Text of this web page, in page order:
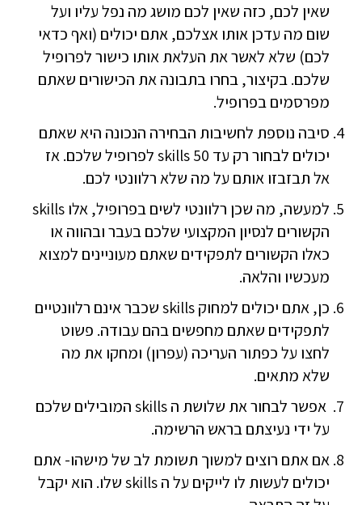
שאין לכם, כזה שאין לכם מושג מה נפל עליו ועל
שום מה עדכן אותו אצלכם, אתם יכולים (ואף כדאי
לכם) שלא לאשר את העלאת אותו כישור לפרופיל
שלכם. בקיצור, בחרו בתבונה את הכישורים שאתם
מפרסמים בפרופיל.
סיבה נוספת לחשיבות הבחירה הנכונה היא שאתם
יכולים לבחור רק עד 50 skills לפרופיל שלכם. אז
אל תבזבזו אותם על מה שלא רלוונטי לכם.
למעשה, מה שכן רלוונטי לשים בפרופיל, אלו skills
הקשורים לנסיון המקצועי שלכם בעבר ובהווה או
כאלו הקשורים לתפקידים שאתם מעוניינים למצוא
מעכשיו והלאה.
כן, אתם יכולים למחוק skills שכבר אינם רלוונטיים
לתפקידים שאתם מחפשים בהם עבודה. פשוט
לחצו על כפתור העריכה (עפרון) ומחקו את מה
שלא מתאים.
אפשר לבחור את שלושת ה skills המובילים שלכם
על ידי נעיצתם בראש הרשימה.
אם אתם רוצים למשוך תשומת לב של מישהו- אתם
יכולים לעשות לו לייקים על ה skills שלו. הוא יקבל